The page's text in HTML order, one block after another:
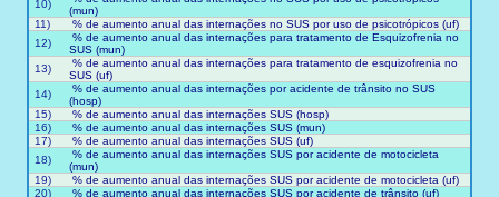
10)
(mun)
11)
% de aumento anual das internações no SUS por uso de psicotrópicos (uf)
12)
% de aumento anual das internações para tratamento de Esquizofrenia no
SUS (mun)
13)
% de aumento anual das internações para tratamento de esquizofrenia no
SUS (uf)
14)
% de aumento anual das internações por acidente de trânsito no SUS
(hosp)
15)
% de aumento anual das internações SUS (hosp)
16)
% de aumento anual das internações SUS (mun)
17)
% de aumento anual das internações SUS (uf)
18)
% de aumento anual das internações SUS por acidente de motocicleta
(mun)
19)
% de aumento anual das internações SUS por acidente de motocicleta (uf)
20)
% de aumento anual das internações SUS por acidente de trânsito (uf)